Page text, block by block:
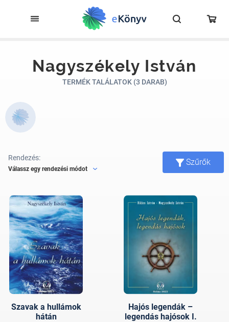
Nagyszékely István
TERMÉK TALÁLATOK (3 DARAB)
Rendezés:
Válassz egy rendezési módot
Szűrők
Szavak a hullámok
hátán
Hajós legendák –
legendás hajósok I.